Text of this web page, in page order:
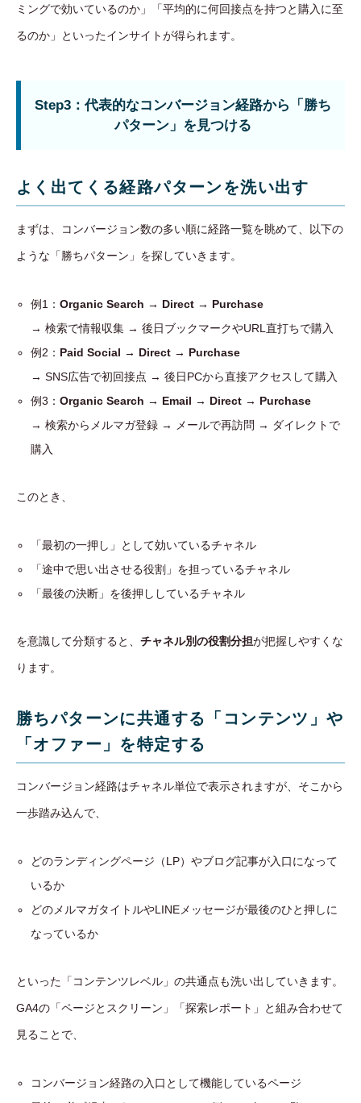
ミングで効いているのか」「平均的に何回接点を持つと購入に至
るのか」といったインサイトが得られます。
Step3：代表的なコンバージョン経路から「勝ち
パターン」を見つける
よく出てくる経路パターンを洗い出す
まずは、コンバージョン数の多い順に経路一覧を眺めて、以下の
ような「勝ちパターン」を探していきます。
例1：Organic Search → Direct → Purchase
→ 検索で情報収集 → 後日ブックマークやURL直打ちで購入
例2： Paid Social → Direct → Purchase
→ SNS広告で初回接点 → 後日PCから直接アクセスして購入
例3：Organic Search → Email → Direct → Purchase
→ 検索からメルマガ登録 → メールで再訪問 → ダイレクトで
購入
このとき、
「最初の一押し」として効いているチャネル
「途中で思い出させる役割」を担っているチャネル
「最後の決断」を後押ししているチャネル
を意識して分類すると、 チャネル別の役割分担が把握しやすくな
ります。
勝ちパターンに共通する「コンテンツ」や
「オファー」を特定する
コンバージョン経路はチャネル単位で表示されますが、そこから
一歩踏み込んで、
どのランディングページ（LP）やブログ記事が入口になって
いるか
どのメルマガタイトルやLINEメッセージが最後のひと押しに
なっているか
といった「コンテンツレベル」の共通点も洗い出していきます。
GA4の「ページとスクリーン」「探索レポート」と組み合わせて
見ることで、
コンバージョン経路の入口として機能しているページ